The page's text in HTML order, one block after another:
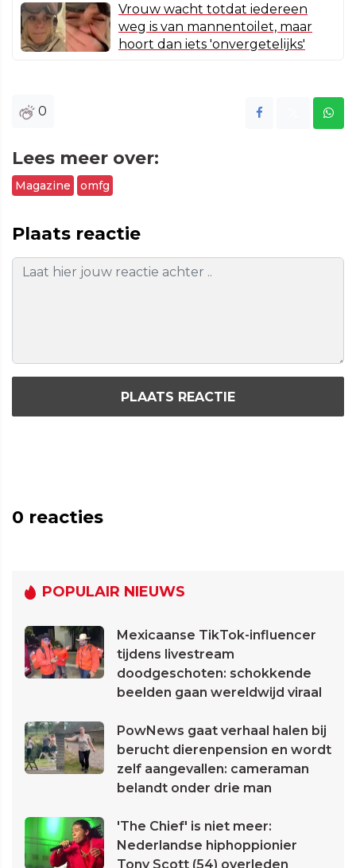
Vrouw wacht totdat iedereen
weg is van mannentoilet, maar
hoort dan iets 'onvergetelijks'
0
Lees meer over:
Magazine omfg
Plaats reactie
PLAATS REACTIE
0 reacties
POPULAIR NIEUWS
Mexicaanse TikTok-influencer
tijdens livestream
doodgeschoten: schokkende
beelden gaan wereldwijd viraal
PowNews gaat verhaal halen bij
berucht dierenpension en wordt
zelf aangevallen: cameraman
belandt onder drie man
'The Chief' is niet meer:
Nederlandse hiphoppionier
Tony Scott (54) overleden